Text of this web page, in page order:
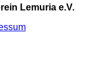
Lemuria e.V.